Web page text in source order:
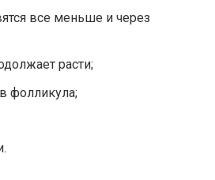
все меньше и через
расти;
фолликула;